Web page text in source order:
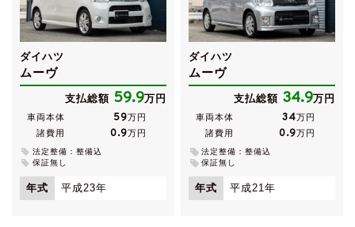
ダイハツ
ムーヴ
支払総額 59.9万円
車両本体 59万円
諸費用
0.9万円
法定整備：整備込
保証無し
年式 平成23年
ダイハツ
ムーヴ
支払総額 34.9万円
車両本体 34万円
諸費用
0.9万円
法定整備：整備込
保証無し
年式 平成21年